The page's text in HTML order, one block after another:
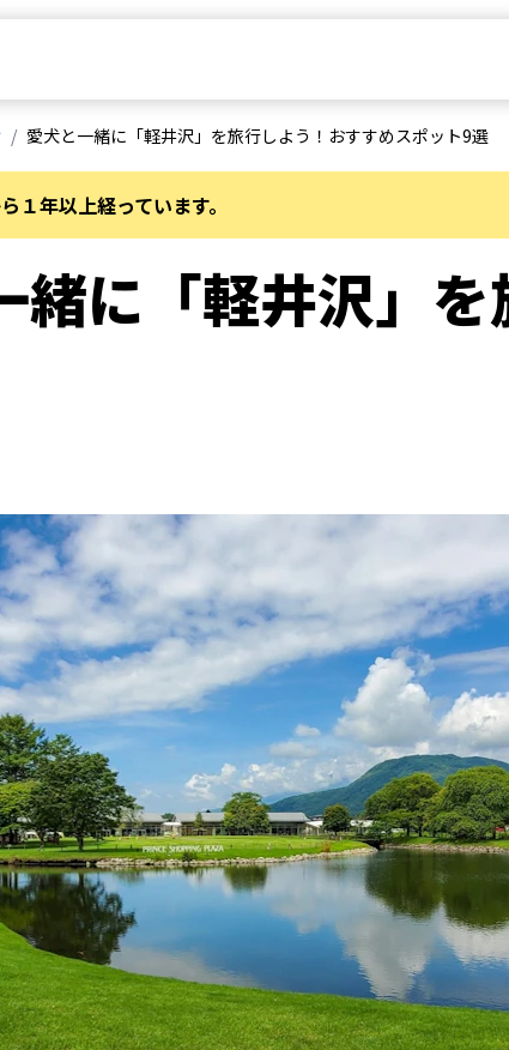
愛犬と一緒に「軽井沢」を旅行しよう！おすすめスポット9選
１年以上経っています。
緒に「軽井沢」